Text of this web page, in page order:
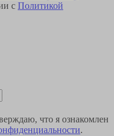
с Политикой
что я ознакомлен
.